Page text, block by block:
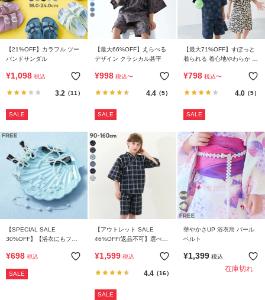
ル
プ
ビ
ロ
ク
に
つ
い
お
い
物
ガ
ド
【21%OFF】カラフル ツー
バンドサンダル
¥1,098 税込
3.2（11）
SALE
【最大66%OFF】えらべる
デザイン クラシカル甚平
¥998 税込〜
4.4（5）
SALE
【最大71%OFF】すぽっと
着られる 着心地やわらか 総
¥798 税込〜
4.0（5）
SALE
【SPECIAL SALE
30%OFF】【浴衣にもフォ
ルヘアアクセサリー
¥698 税込
SALE
【アウトレット SALE
46%OFF/返品不可】選べる
¥1,599 税込
4.4（16）
SALE
華やかさUP 浴衣用 パール
ベルト
¥1,399 税込
在庫切れ